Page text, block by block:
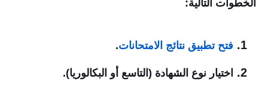
الخطوات التالية:
فتح تطبيق نتائج الامتحانات.
اختيار نوع الشهادة (التاسع أو البكالوريا).